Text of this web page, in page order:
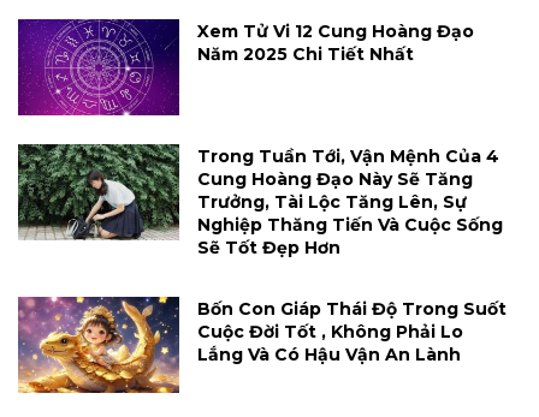
Xem Tử Vi 12 Cung Hoàng Đạo
Năm 2025 Chi Tiết Nhất
Trong Tuần Tới, Vận Mệnh Của 4
Cung Hoàng Đạo Này Sẽ Tăng
Trưởng, Tài Lộc Tăng Lên, Sự
Nghiệp Thăng Tiến Và Cuộc Sống
Sẽ Tốt Đẹp Hơn
Bốn Con Giáp Thái Độ Trong Suốt
Cuộc Đời Tốt , Không Phải Lo
Lắng Và Có Hậu Vận An Lành